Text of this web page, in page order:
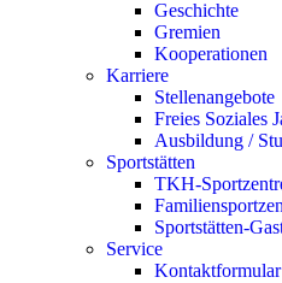
Geschichte
Gremien
Kooperationen
Karriere
Stellenangebote
Freies Soziales
Ausbildung /
Sportstätten
TKH-
Sportstätten-
Service
Kontaktformular